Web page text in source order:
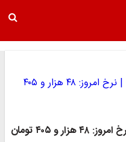
۴۰۵ تومان